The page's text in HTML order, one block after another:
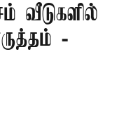
வீடுகளில்
-